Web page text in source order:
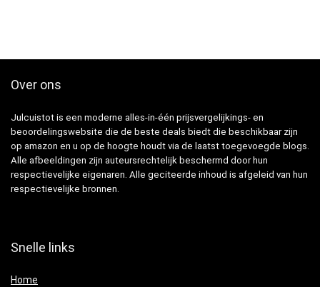
Over ons
Julcuistot is een moderne alles-in-één prijsvergelijkings- en
beoordelingswebsite die de beste deals biedt die beschikbaar zijn
op amazon en u op de hoogte houdt via de laatst toegevoegde blogs.
Alle afbeeldingen zijn auteursrechtelijk beschermd door hun
respectievelijke eigenaren. Alle geciteerde inhoud is afgeleid van hun
respectievelijke bronnen.
Snelle links
Home